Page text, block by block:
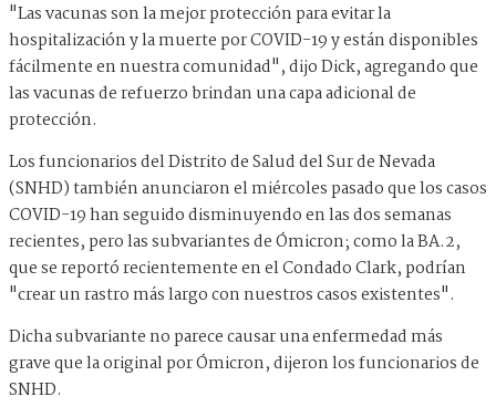
"Las vacunas son la mejor protección para evitar la
hospitalización y la muerte por COVID-19 y están disponibles
fácilmente en nuestra comunidad", dijo Dick, agregando que
las vacunas de refuerzo brindan una capa adicional de
protección.
Los funcionarios del Distrito de Salud del Sur de Nevada
(SNHD) también anunciaron el miércoles pasado que los casos
COVID-19 han seguido disminuyendo en las dos semanas
recientes, pero las subvariantes de Ómicron; como la BA.2,
que se reportó recientemente en el Condado Clark, podrían
"crear un rastro más largo con nuestros casos existentes".
Dicha subvariante no parece causar una enfermedad más
grave que la original por Ómicron, dijeron los funcionarios de
SNHD.